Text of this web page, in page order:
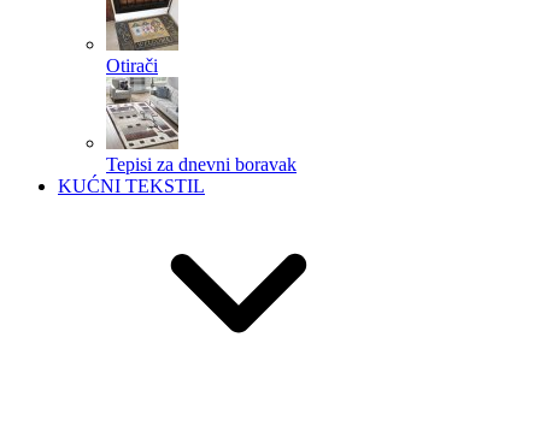
Otirači
Tepisi za dnevni boravak
KUĆNI TEKSTIL